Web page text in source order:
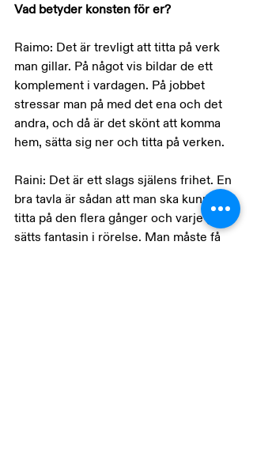
Vad betyder konsten för er?
Raimo: Det är trevligt att titta på verk
man gillar. På något vis bildar de ett
komplement i vardagen. På jobbet
stressar man på med det ena och det
andra, och då är det skönt att komma
hem, sätta sig ner och titta på verken.
Raini: Det är ett slags själens frihet. En
bra tavla är sådan att man ska kunna
titta på den flera gånger och varje gång
sätts fantasin i rörelse. Man måste få